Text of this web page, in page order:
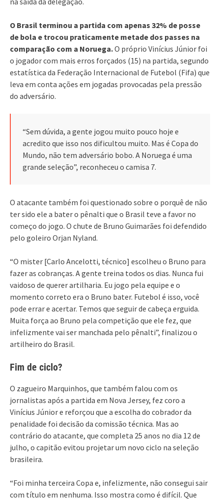
O Brasil terminou a partida com apenas 32% de posse
de bola e trocou praticamente metade dos passes na
comparação com a Noruega.O próprio Vinícius Júnior foi
o jogador com mais erros forçados (15) na partida, segundo
estatística da Federação Internacional de Futebol (Fifa) que
leva em conta ações em jogadas provocadas pela pressão
do adversário.
“Sem dúvida, a gente jogou muito pouco hoje e
acredito que isso nos dificultou muito. Mas é Copa do
Mundo, não tem adversário bobo. A Noruega é uma
grande seleção”, reconheceu o camisa 7.
O atacante também foi questionado sobre o porquê de não
ter sido ele a bater o pênalti que o Brasil teve a favor no
começo do jogo. O chute de Bruno Guimarães foi defendido
pelo goleiro Orjan Nyland.
“O mister [Carlo Ancelotti, técnico] escolheu o Bruno para
fazer as cobranças. A gente treina todos os dias. Nunca fui
vaidoso de querer artilharia. Eu jogo pela equipe e o
momento correto era o Bruno bater. Futebol é isso, você
pode errar e acertar. Temos que seguir de cabeça erguida.
Muita força ao Bruno pela competição que ele fez, que
infelizmente vai ser manchada pelo pênalti”, finalizou o
artilheiro do Brasil.
Fim de ciclo?
O zagueiro Marquinhos, que também falou com os
jornalistas após a partida em Nova Jersey, fez coro a
Vinícius Júnior e reforçou que a escolha do cobrador da
penalidade foi decisão da comissão técnica. Mas ao
contrário do atacante, que completa 25 anos no dia 12 de
julho, o capitão evitou projetar um novo ciclo na seleção
brasileira.
“Foi minha terceira Copa e, infelizmente, não consegui sair
com título em nenhuma. Isso mostra como é difícil. Que